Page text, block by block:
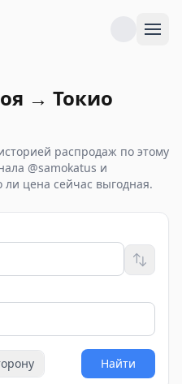
→ Токио
распродаж по этому
@samokatus и
ли цена сейчас выгодная.
Найти